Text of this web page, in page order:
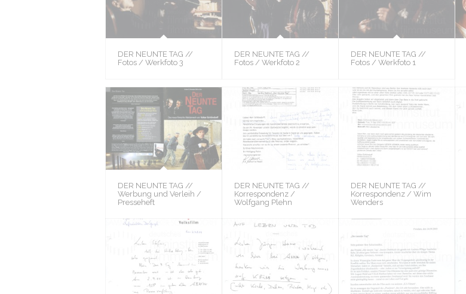
DER NEUNTE TAG //
Fotos / Werkfoto 3
DER NEUNTE TAG //
Fotos / Werkfoto 2
DER NEUNTE TAG //
Fotos / Werkfoto 1
DER NEUNTE TAG //
Werbung und Verleih /
Presseheft
DER NEUNTE TAG //
Korrespondenz /
Wolfgang Plehn
DER NEUNTE TAG //
Korrespondenz / Wim
Wenders